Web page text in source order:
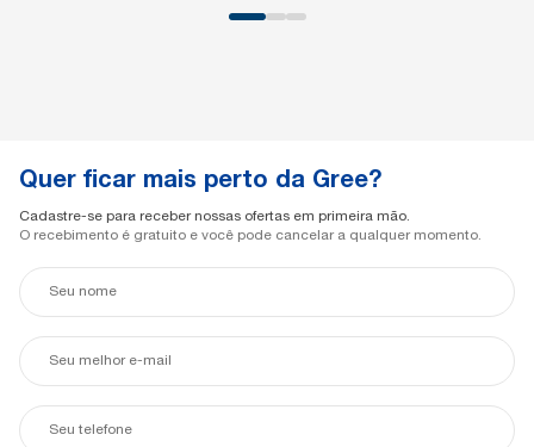
Quer ficar mais perto da Gree?
Cadastre-se para receber nossas ofertas em primeira mão.
O recebimento é gratuito e você pode cancelar a qualquer momento.
Seu
nome
Seu
mail
Seu
telefone